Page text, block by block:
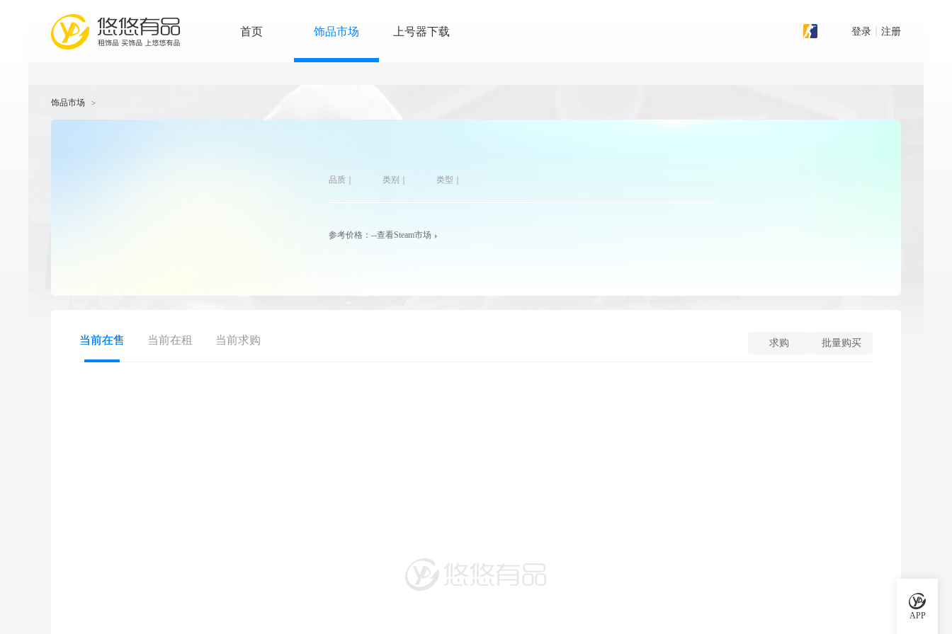
首页 饰品市场 上号器下载 登录 注册
饰品市场 >
品质｜ 类别｜ 类型｜
参考价格： --查看Steam市场
当前在售 当前在租 当前求购 求购 批量购买
APP